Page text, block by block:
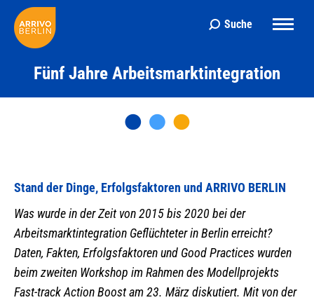
Search:
Suche
Fünf Jahre Arbeitsmarktintegration
Stand der Dinge, Erfolgsfaktoren und ARRIVO BERLIN
Was wurde in der Zeit von 2015 bis 2020 bei der
Arbeitsmarktintegration Geflüchteter in Berlin erreicht?
Daten, Fakten, Erfolgsfaktoren und Good Practices wurden
beim zweiten Workshop im Rahmen des Modellprojekts
Fast-track Action Boost am 23. März diskutiert. Mit von der